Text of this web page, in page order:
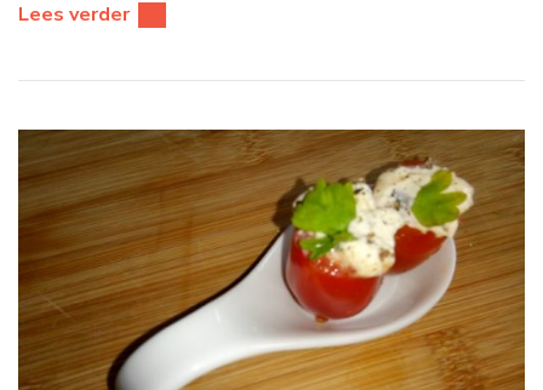
Lees verder